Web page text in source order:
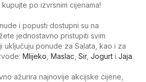
po izvrsnim cijenama!
i popusti dostupni su na
jednostavno pristupiti svim
uključuju ponude za Salata, kao i za
Mlijeko Maslac Sir, Jogurt i Jaja.
ažurira najnovije akcijske cijene,